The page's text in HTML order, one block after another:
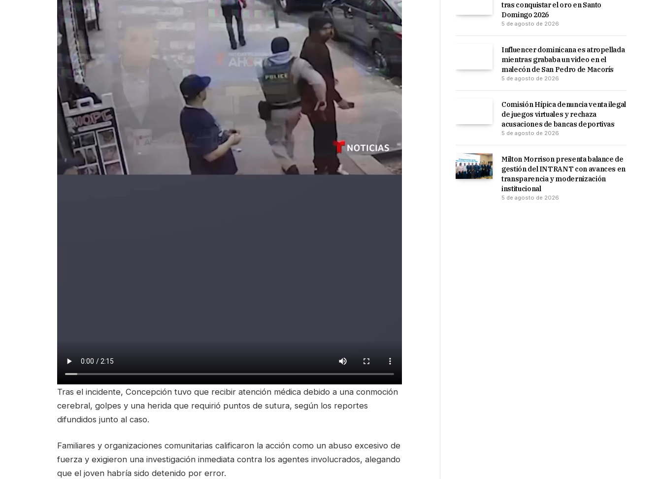
Tras el incidente, Concepción tuvo que recibir atención médica debido a una conmoción
cerebral, golpes y una herida que requirió puntos de sutura, según los reportes
difundidos junto al caso.
Familiares y organizaciones comunitarias calificaron la acción como un abuso excesivo de
fuerza y exigieron una investigación inmediata contra los agentes involucrados, alegando
que el joven habría sido detenido por error.
tras conquistar el oro en Santo
Domingo 2026
5 de agosto de 2026
Influencer dominicana es atropellada
mientras grababa un video en el
malecón de San Pedro de Macorís
5 de agosto de 2026
Comisión Hípica denuncia venta ilegal
de juegos virtuales y rechaza
acusaciones de bancas deportivas
5 de agosto de 2026
Milton Morrison presenta balance de
gestión del INTRANT con avances en
transparencia y modernización
institucional
5 de agosto de 2026